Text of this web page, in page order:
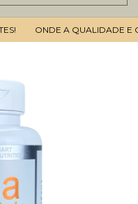
ONDE A QUALIDADE E